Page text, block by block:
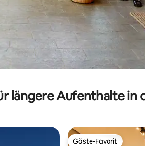
längere Aufenthalte in
Gäste-Favorit